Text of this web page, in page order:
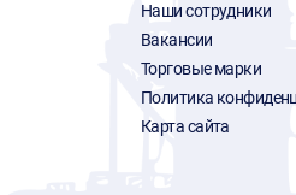
Наши сотрудники
Вакансии
Торговые марки
Политика
Карта сайта